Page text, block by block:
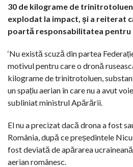
30 de kilograme de
explodat la impact, și a reiterat
poartă responsabilitatea pentru
‘Nu există scuză din partea
motivul pentru care o dronă
kilograme de trinitrotoluen,
un spațiu aerian în care nu a avut
subliniat ministrul Apărării.
El nu a precizat dacă drona a fost
România, după ce președintele
fost deviată de apărarea
aerian românesc.